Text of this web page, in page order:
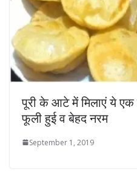
पूरी के आटे में मिलाएं ये एक
फूली हुई व बेहद नरम
September 1, 2019